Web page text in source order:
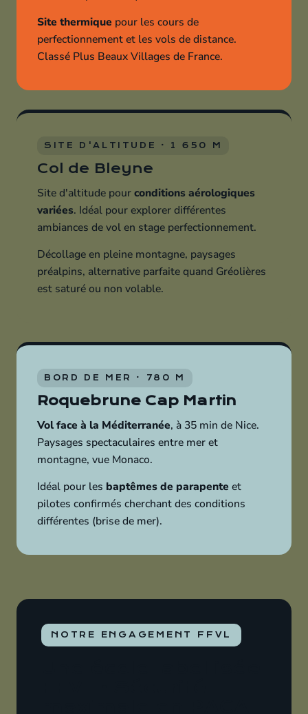
Site thermique pour les cours de
perfectionnement et les vols de distance.
Classé Plus Beaux Villages de France.
SITE D'ALTITUDE · 1 650 M
Col de Bleyne
Site d'altitude pourconditions aérologiques
variées. Idéal pour explorer différentes
ambiances de vol en stage perfectionnement.
Décollage en pleine montagne, paysages
préalpins, alternative parfaite quand Gréolières
est saturé ou non volable.
BORD DE MER · 780 M
Roquebrune Cap Martin
Vol face à la Méditerranée, à 35 min de Nice.
Paysages spectaculaires entre mer et
montagne, vue Monaco.
Idéal pour les baptêmes de parapente et
pilotes confirmés cherchant des conditions
différentes (brise de mer).
NOTRE ENGAGEMENT FFVL